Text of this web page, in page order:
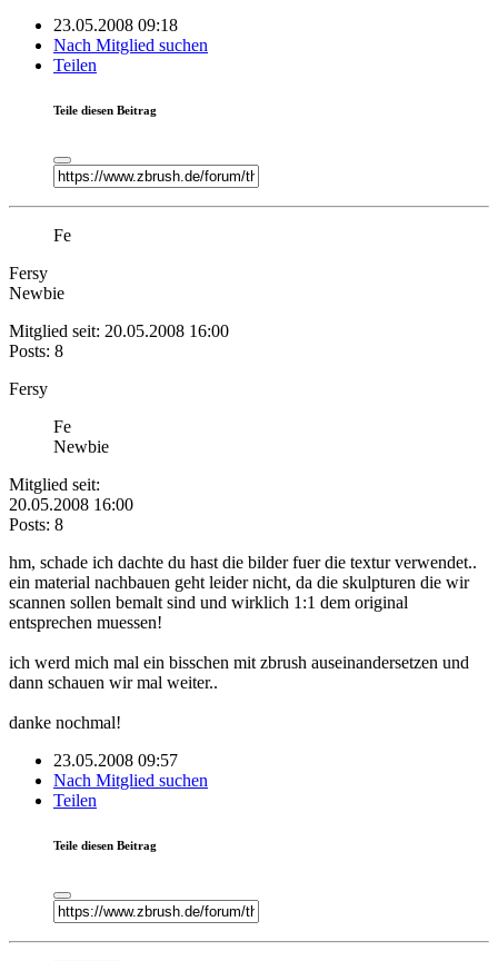
23.05.2008 09:18
Nach Mitglied suchen
Teilen
Teile diesen Beitrag
Fe
Fersy
Newbie
Mitglied seit: 20.05.2008 16:00
Posts: 8
Fersy
Fe
Newbie
Mitglied seit:
20.05.2008 16:00
Posts: 8
hm, schade ich dachte du hast die bilder fuer die textur verwendet..
ein material nachbauen geht leider nicht, da die skulpturen die wir
scannen sollen bemalt sind und wirklich 1:1 dem original
entsprechen muessen!
ich werd mich mal ein bisschen mit zbrush auseinandersetzen und
dann schauen wir mal weiter..
danke nochmal!
23.05.2008 09:57
Nach Mitglied suchen
Teilen
Teile diesen Beitrag